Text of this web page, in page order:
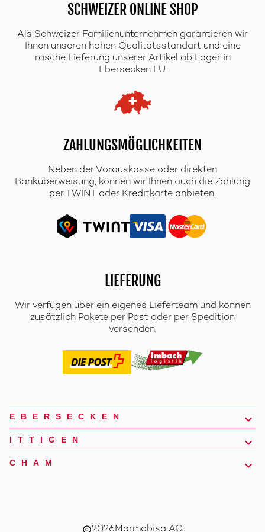
SCHWEIZER ONLINE SHOP
Als Schweizer Familienunternehmen garantieren wir
Ihnen unseren hohen Qualitätsstandart und eine
rasche Lieferung unserer Artikel ab Lager in
Ebersecken LU.
ZAHLUNGSMÖGLICHKEITEN
Neben der Vorauskasse oder direkten
Banküberweisung, können wir Ihnen auch die Zahlung
per TWINT oder Kreditkarte anbieten.
LIEFERUNG
Wir verfügen über ein eigenes Lieferteam und können
zusätzlich Pakete per Post oder per Spedition
versenden.
EBERSECKEN
ITTIGEN
CHAM
copyright2026Marmobisa AG